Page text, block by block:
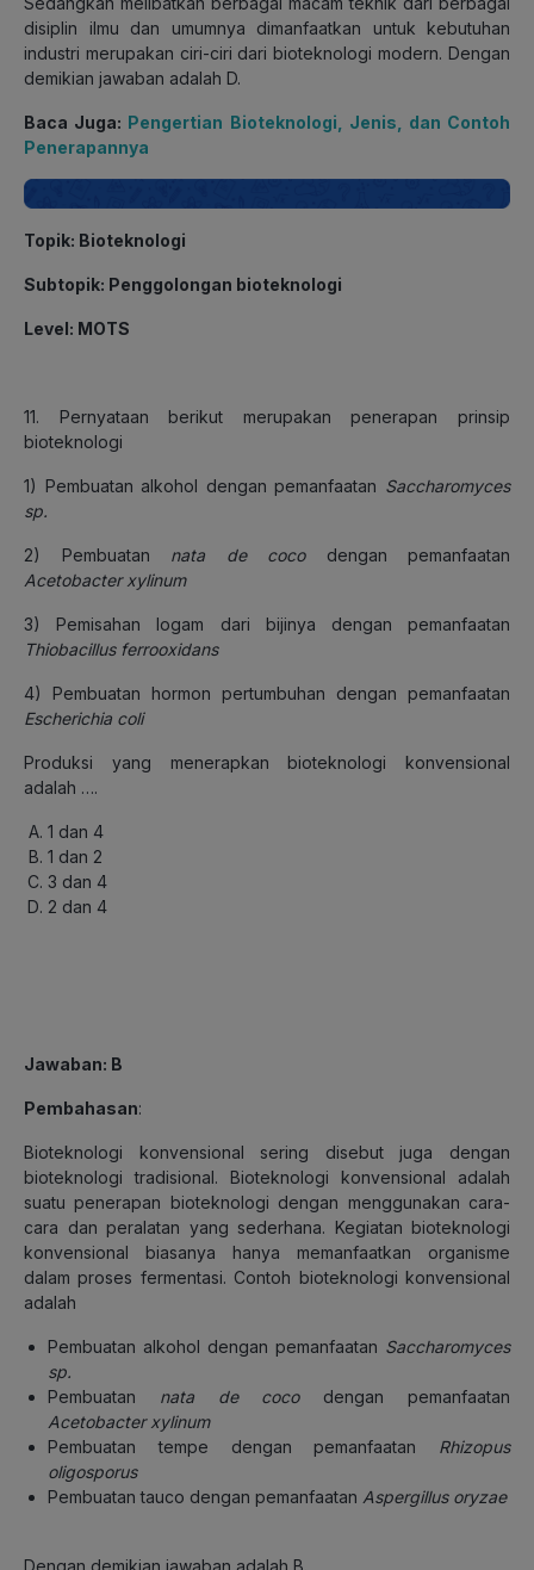
disiplin ilmu dan umumnya dimanfaatkan untuk kebutuhan
industri merupakan ciri-ciri dari bioteknologi modern. Dengan
demikian jawaban adalah D.
Baca Juga: Pengertian Bioteknologi, Jenis, dan Contoh
Penerapannya
Topik: Bioteknologi
Subtopik: Penggolongan bioteknologi
Level: MOTS
11. Pernyataan berikut merupakan penerapan prinsip
bioteknologi
1) Pembuatan alkohol dengan pemanfaatan Saccharomyces
sp.
2) Pembuatan nata de cocodengan pemanfaatan
Acetobacter xylinum
3) Pemisahan logam dari bijinya dengan pemanfaatan
Thiobacillus ferrooxidans
4) Pembuatan hormon pertumbuhan dengan pemanfaatan
Escherichia coli
Produksi yang menerapkan bioteknologi konvensional
adalah ….
1 dan 4
1 dan 2
3 dan 4
2 dan 4
Jawaban: B
Pembahasan:
Bioteknologi konvensional sering disebut juga dengan
bioteknologi tradisional. Bioteknologi konvensional adalah
suatu penerapan bioteknologi dengan menggunakan cara-
cara dan peralatan yang sederhana. Kegiatan bioteknologi
konvensional biasanya hanya memanfaatkan organisme
dalam proses fermentasi. Contoh bioteknologi konvensional
adalah
Pembuatan alkohol dengan pemanfaatan Saccharomyces
sp.
Pembuatan nata de cocodengan pemanfaatan
Acetobacter xylinum
Pembuatan tempe dengan pemanfaatan Rhizopus
oligosporus
Pembuatan tauco dengan pemanfaatan Aspergillus oryzae